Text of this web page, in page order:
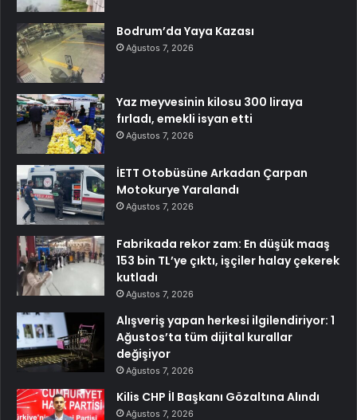
Bodrum’da Yaya Kazası
Ağustos 7, 2026
Yaz meyvesinin kilosu 300 liraya
fırladı, emekli isyan etti
Ağustos 7, 2026
İETT Otobüsüne Arkadan Çarpan
Motokurye Yaralandı
Ağustos 7, 2026
Fabrikada rekor zam: En düşük maaş
153 bin TL’ye çıktı, işçiler halay çekerek
kutladı
Ağustos 7, 2026
Alışveriş yapan herkesi ilgilendiriyor: 1
Ağustos’ta tüm dijital kurallar
değişiyor
Ağustos 7, 2026
Kilis CHP İl Başkanı Gözaltına Alındı
Ağustos 7, 2026